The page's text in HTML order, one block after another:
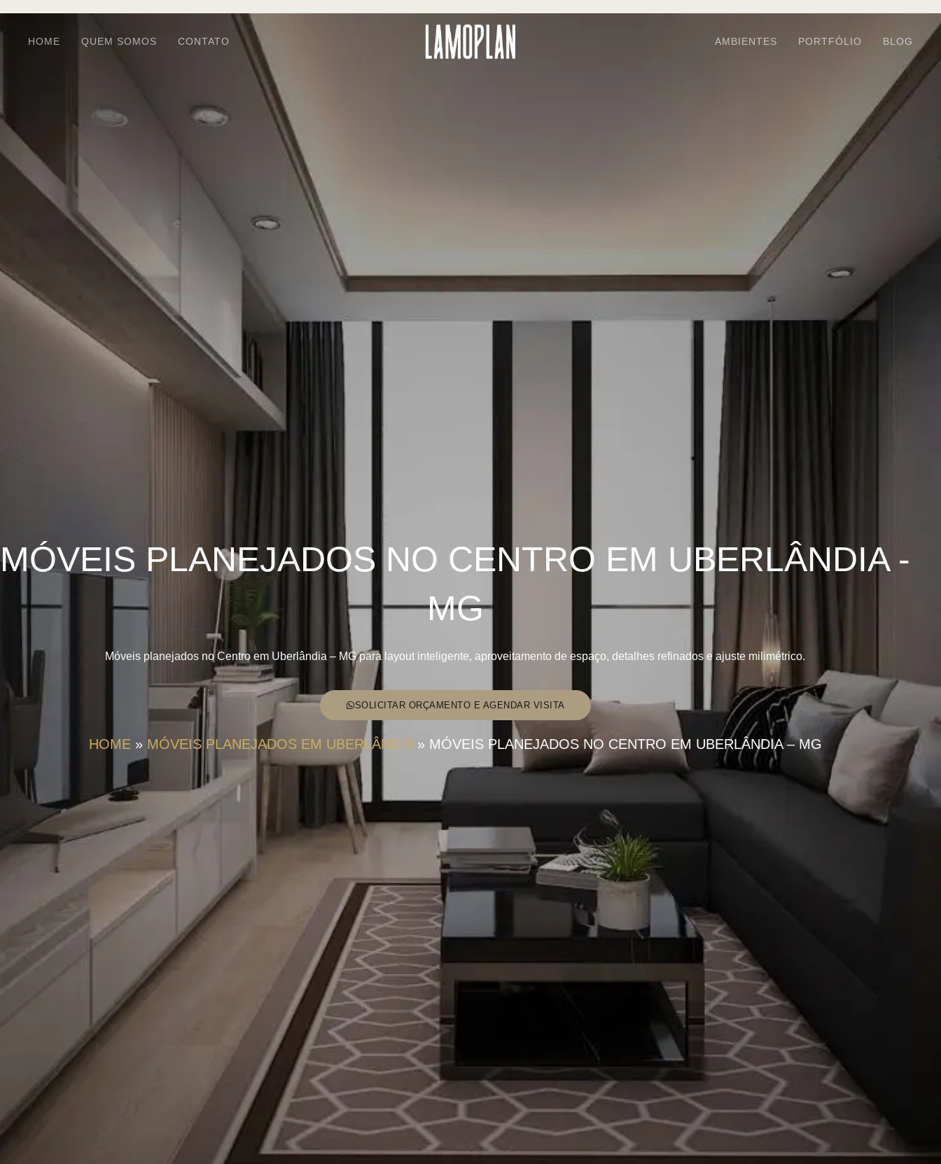
HOME QUEM SOMOS CONTATO AMBIENTES PORTFÓLIO BLOG
MÓVEIS PLANEJADOS NO CENTRO EM UBERLÂNDIA -
MG
Móveis planejados no Centro em Uberlândia – MG para layout inteligente, aproveitamento de espaço, detalhes refinados e ajuste milimétrico.
SOLICITAR ORÇAMENTO E AGENDAR VISITA
HOME» MÓVEIS PLANEJADOS EM UBERLÂNDIA» MÓVEIS PLANEJADOS NO CENTRO EM UBERLÂNDIA – MG